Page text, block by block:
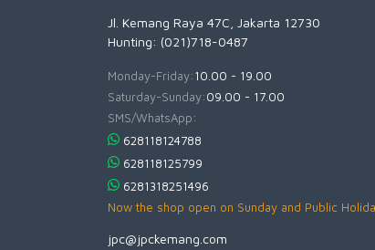
Jl. Kemang Raya 47C, Jakarta 12730
Hunting: (021)718-0487
Monday-Friday:10.00 - 19.00
Saturday-Sunday:09.00 - 17.00
SMS/WhatsApp:
628118124788
628118125799
6281318251496
Now the shop open on Sunday and Public
jpc@jpckemang.com